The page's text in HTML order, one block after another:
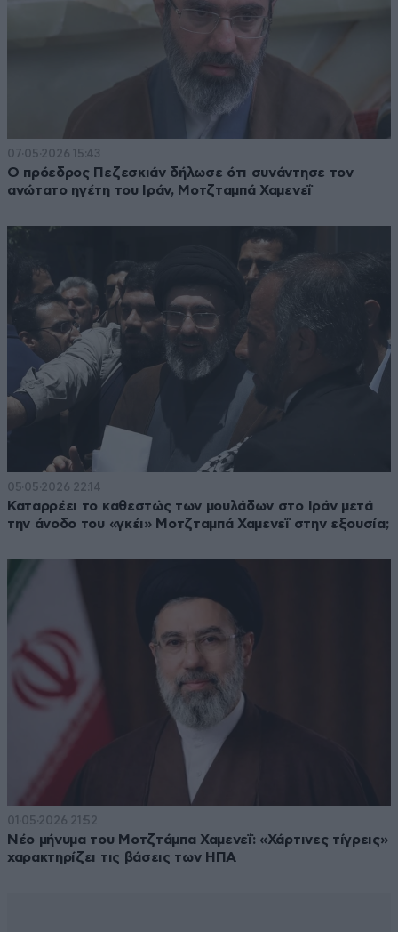
07·05·2026 15:43
Ο πρόεδρος Πεζεσκιάν δήλωσε ότι συνάντησε τον
ανώτατο ηγέτη του Ιράν, Μοτζταμπά Χαμενεΐ
05·05·2026 22:14
Καταρρέει το καθεστώς των μουλάδων στο Ιράν μετά
την άνοδο του «γκέι» Μοτζταμπά Χαμενεΐ στην εξουσία;
01·05·2026 21:52
Νέο μήνυμα του Μοτζτάμπα Χαμενεΐ: «Χάρτινες τίγρεις»
χαρακτηρίζει τις βάσεις των ΗΠΑ